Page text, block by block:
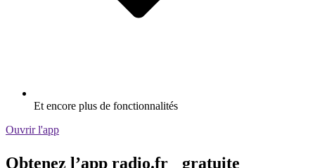
Et encore plus de fonctionnalités
Ouvrir l'app
Obtenez l’app radio.fr gratuite